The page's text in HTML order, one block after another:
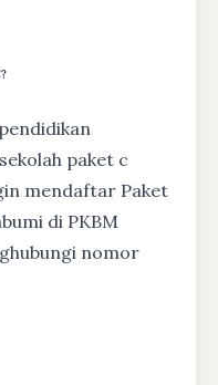
paket c
mendaftar Paket
di PKBM
nomor